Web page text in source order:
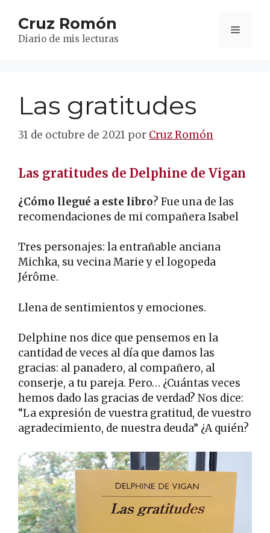
contenido
Cruz Romón
Diario de mis lecturas
Menú
Las gratitudes
31 de octubre de 2021 por Cruz Romón
Las gratitudes de Delphine de Vigan
¿Cómo llegué a este libro? Fue una de las
recomendaciones de mi compañera Isabel
Tres personajes: la entrañable anciana
Michka, su vecina Marie y el logopeda
Jérôme.
Llena de sentimientos y emociones.
Delphine nos dice que pensemos en la
cantidad de veces al día que damos las
gracias: al panadero, al compañero, al
conserje, a tu pareja. Pero… ¿Cuántas veces
hemos dado las gracias de verdad? Nos dice:
“La expresión de vuestra gratitud, de vuestro
agradecimiento, de nuestra deuda” ¿A quién?